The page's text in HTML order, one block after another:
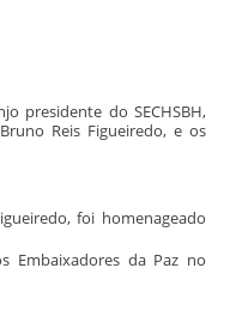
presidente do SECHSBH,
Reis Figueiredo, e os
foi homenageado
Embaixadores da Paz no